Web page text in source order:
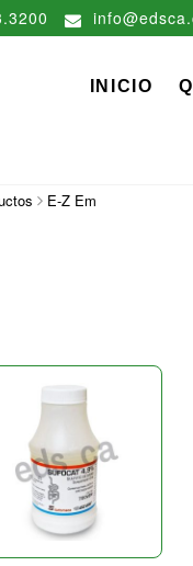
INICIO
E-Z Em